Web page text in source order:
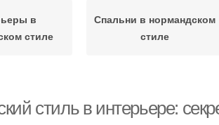
в
стиле
Спальни в нормандском
стиле
стиль в интерьере: